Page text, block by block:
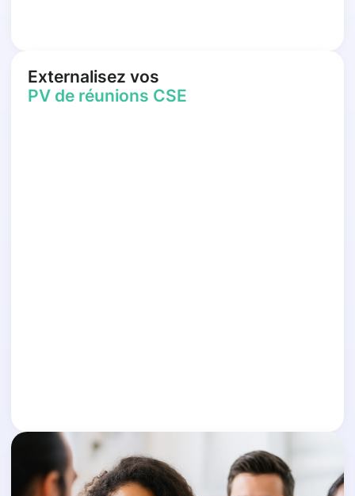
Externalisez vos
PV de réunions CSE